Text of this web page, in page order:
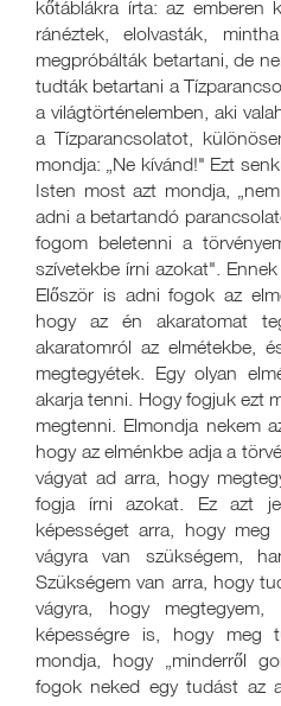
kőtáblákra írta: az emberen
ránéztek, elolvasták,
megpróbálták betartani, de
tudták betartani a
a világtörténelemben, aki
a Tízparancsolatot,
mondja: „Ne kívánd!" Ezt
Isten most azt mondja,
adni a betartandó
fogom beletenni a
szívetekbe írni azokat".
Először is adni fogok az
hogy az én akaratomat
akaratomról az elmétekbe,
megtegyétek. Egy olyan
akarja tenni. Hogy fogjuk ezt
megtenni. Elmondja nekem
hogy az elménkbe adja a
vágyat ad arra, hogy
fogja írni azokat. Ez azt
képességet arra, hogy
vágyra van szükségem,
Szükségem van arra, hogy
vágyra, hogy
képességre is, hogy meg
mondja, hogy „minderről
fogok neked egy tudást az